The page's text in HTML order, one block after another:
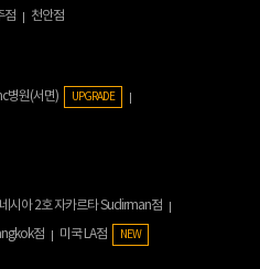
점 천안점
병원(서면) UPGRADE
시아 2호 자카르타 Sudirman점
점 미국 LA점 NEW